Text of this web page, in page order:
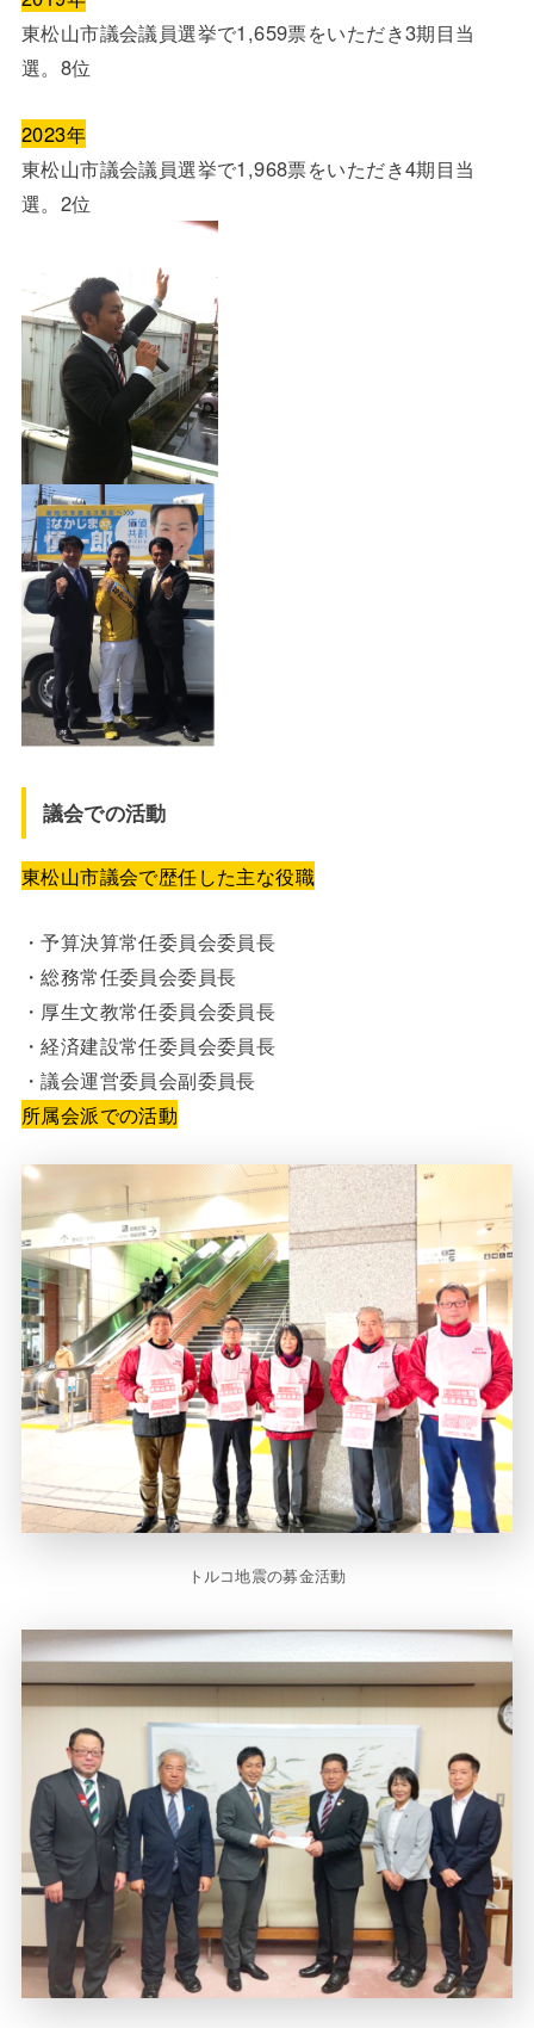
東松山市議会議員選挙で1,659票をいただき3期目当
選。8位
2023年
東松山市議会議員選挙で1,968票をいただき4期目当
選。2位
議会での活動
東松山市議会で歴任した主な役職
・予算決算常任委員会委員長
・総務常任委員会委員長
・厚生文教常任委員会委員長
・経済建設常任委員会委員長
・議会運営委員会副委員長
所属会派での活動
トルコ地震の募金活動